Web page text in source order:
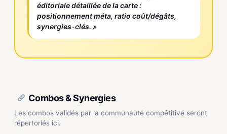
éditoriale détaillée de la carte :
positionnement méta, ratio coût/dégâts,
synergies-clés. »
Combos & Synergies
Les combos validés par la communauté compétitive seront
répertoriés ici.